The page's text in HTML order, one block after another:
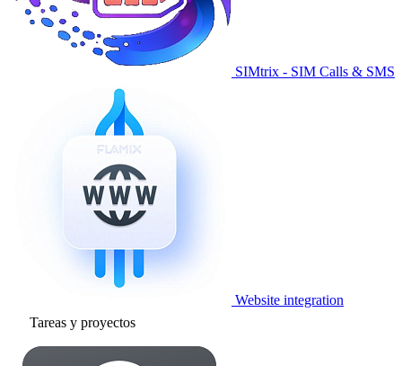
SIMtrix - SIM Calls & SMS
Website integration
Tareas y proyectos